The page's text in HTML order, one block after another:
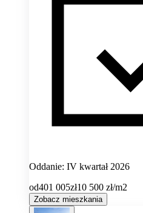
Oddanie: IV kwartał 2026
od401 005zł10 500 zł/m2
Zobacz mieszkania